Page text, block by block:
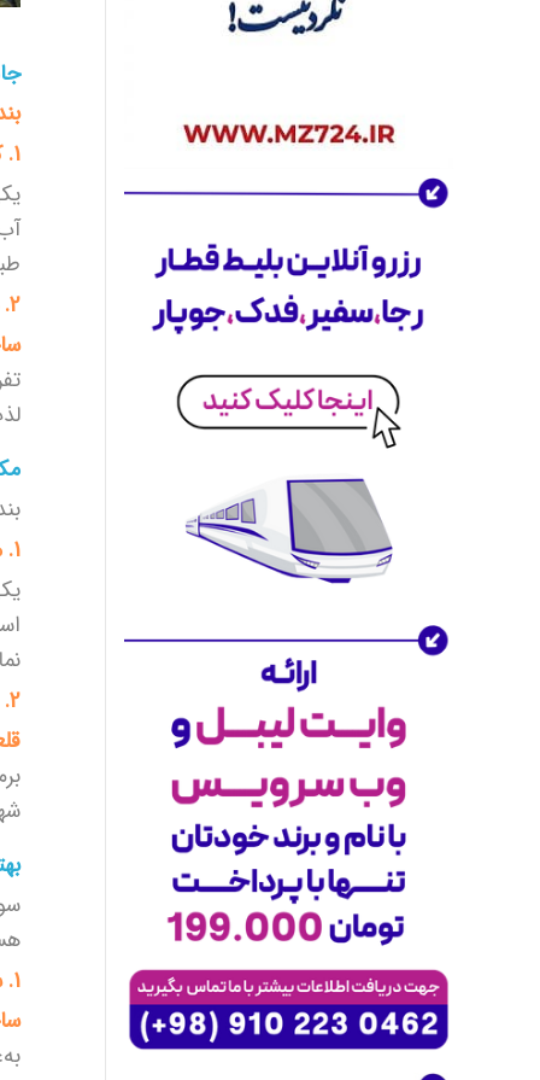
چند کلیک ساده می‌توانیدهتل مناسب
بی‌نظیر داشته باشید.
کلاس جهانی سفر برای کاربران ایرانی
آژانس مسافرتی موج زمزم
خدماتی در
تجربه و تخصص خود، تلاش کرده‌ایم تا
بهترین‌ها را در زمینه مسافرت برای شما
مهیا کنیم. از خدمات پشتیبانی 24 ساعته
همه چیز برای راحتی شما فراهم شده
است.
با ما به هر جای دنیا که می‌خواهید، سفر
عرضه گسترده برای تقویت اکوسیستم سفر
ما تنها به خرید بلیط هواپیما و خدمات
مسافرتی برای مسافران بسنده نکرده‌ایم.
آژانس مسافرتی موج زمزم
تجاریخود کمک کرده‌ایم تا به بازارهای
جدید دسترسی پیدا کنند و کسب‌وکار خود
را توسعه دهند. همکاری با ما به شما
فرصت می‌دهد که کسب‌وکارتان را به
راهکارهای سازمانی و همکاری تجاری
آژانس مسافرتی موج زمزم
راهکارهای سازمانی ویژهبرای کسب‌وکارها،
امکان همکاری با شرکت‌های دولتی و
را فراهم کرده است. اگر شما در
حوزه‌هایایرلاین‌ها،هتل‌ها،تورهای
استفاده از داده‌های دقیق و فناوری‌های
نوین ما، می‌توانید بهره‌وری و رشد
کسب‌وکار خود را به حداکثر برسانید.
1. کوه گنو
2. ساحل سورو
1. معبد هندوها
2. قلعه پرتغالی‌ها
1. ساحل بندر شهید حقانی